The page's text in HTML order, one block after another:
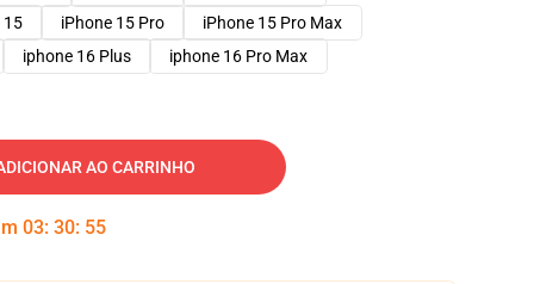
15
iPhone 15 Pro
iPhone 15 Pro Max
iphone 16 Plus
iphone 16 Pro Max
AO CARRINHO
03: 30: 54